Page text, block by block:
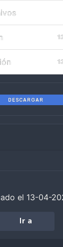
DESCARGAR
el 13-04-
Ir a